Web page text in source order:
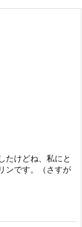
たけどね、私にと
ンです。（さすが